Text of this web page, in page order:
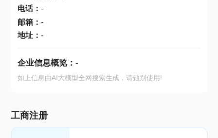
电话： -
邮箱： -
地址： -
企业信息概览： -
如上信息由AI大模型全网搜索生成，请甄别使用!
工商注册